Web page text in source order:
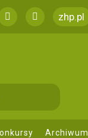
zhp.pl
Archiwum